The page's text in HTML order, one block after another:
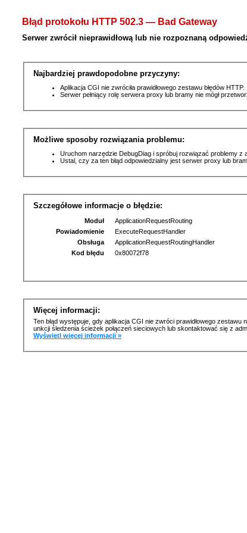
Błąd protokołu HTTP 502.3 — Bad Gateway
Serwer zwrócił nieprawidłową lub nie rozpoznaną
Najbardziej prawdopodobne przyczyny:
Aplikacja CGI nie zwróciła prawidłowego zestawu błędów HTTP.
Serwer pełniący rolę serwera proxy lub bramy nie mógł
Możliwe sposoby rozwiązania problemu:
Uruchom narzędzie DebugDiag i spróbuj rozwiązać problemy z
Ustal, czy za ten błąd odpowiedzialny jest serwer proxy lub
Szczegółowe informacje o błędzie:
Moduł
ApplicationRequestRouting
Powiadomienie
ExecuteRequestHandler
Obsługa
ApplicationRequestRoutingHandler
Kod błędu
0x80072f78
Więcej informacji:
Ten błąd występuje, gdy aplikacja CGI nie zwróci prawidłowego
unkcji śledzenia ścieżek połączeń sieciowych lub skontaktować się z
Wyświetl więcej informacji »